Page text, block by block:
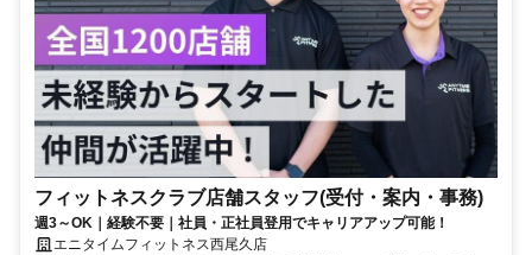
フィットネスクラブ店舗スタッフ(受付・案内・事務)
週3～OK｜経験不要｜社員・正社員登用でキャリアアップ可能！
エニタイムフィットネス西尾久店